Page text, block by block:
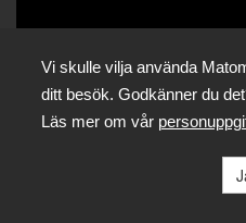
Vi skulle vilja använda
ditt besök. Godkänner du
Läs mer om vår